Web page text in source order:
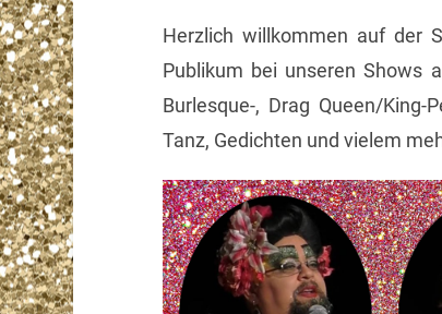
Herzlich willkommen auf der
Publikum bei unseren Shows
Burlesque-, Drag Queen/King-
Tanz, Gedichten und vielem